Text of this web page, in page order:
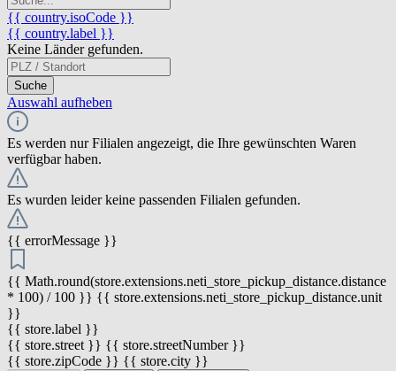
{{ country.isoCode }}
{{ country.label }}
Keine Länder gefunden.
Suche
Auswahl aufheben
Es werden nur Filialen angezeigt, die Ihre gewünschten Waren
verfügbar haben.
Es wurden leider keine passenden Filialen gefunden.
{{ errorMessage }}
{{ Math.round(store.extensions.neti_store_pickup_distance.distance
* 100) / 100 }} {{ store.extensions.neti_store_pickup_distance.unit
}}
{{ store.label }}
{{ store.street }} {{ store.streetNumber }}
{{ store.zipCode }} {{ store.city }}